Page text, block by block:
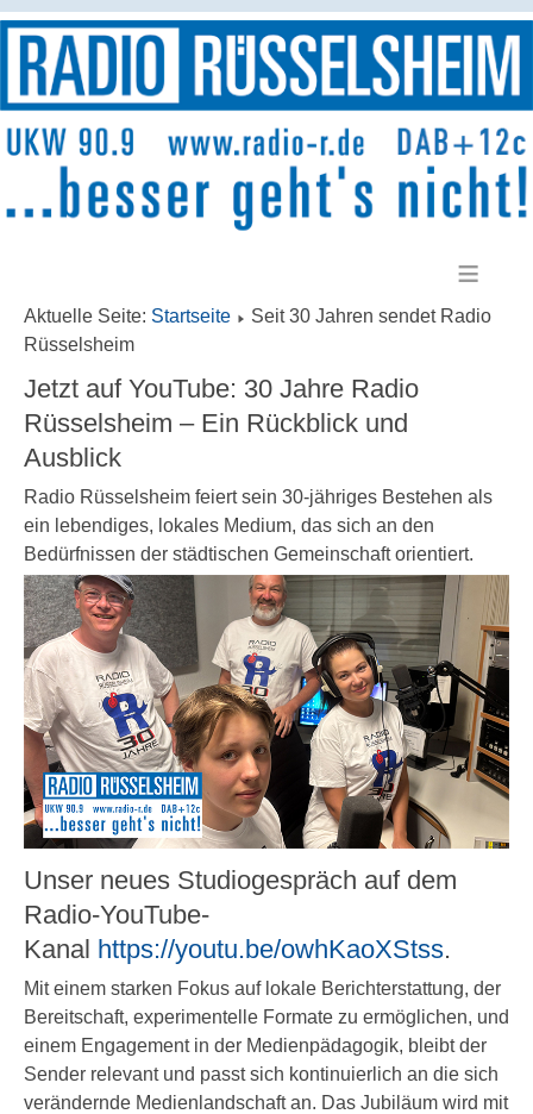
≡
Aktuelle Seite: Startseite
Seit 30 Jahren sendet Radio
Rüsselsheim
Jetzt auf YouTube: 30 Jahre Radio
Rüsselsheim – Ein Rückblick und
Ausblick
Radio Rüsselsheim feiert sein 30-jähriges Bestehen als
ein lebendiges, lokales Medium, das sich an den
Bedürfnissen der städtischen Gemeinschaft orientiert.
Unser neues Studiogespräch auf dem
Radio-YouTube-
Kanal https://youtu.be/owhKaoXStss.
Mit einem starken Fokus auf lokale Berichterstattung, der
Bereitschaft, experimentelle Formate zu ermöglichen, und
einem Engagement in der Medienpädagogik, bleibt der
Sender relevant und passt sich kontinuierlich an die sich
verändernde Medienlandschaft an. Das Jubiläum wird mit